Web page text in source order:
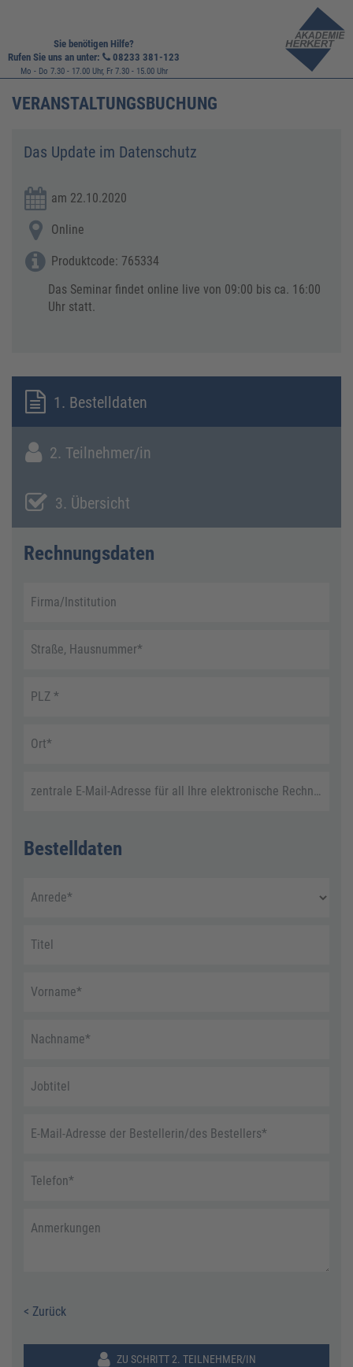
Sie benötigen Hilfe?
Rufen Sie uns an unter:
08233 381-123
Mo - Do 7.30 - 17.00 Uhr, Fr 7.30 - 15.00 Uhr
VERANSTALTUNGSBUCHUNG
Das Update im Datenschutz
am 22.10.2020
Online
Produktcode: 765334
Das Seminar findet online live von 09:00 bis ca. 16:00
Uhr statt.
1. Bestelldaten
2. Teilnehmer/in
3. Übersicht
Rechnungsdaten
Firma/Institution
Straße, Hausnummer*
PLZ *
Ort*
zentrale E-Mail-Adresse für all Ihre elektronische Rechnungen
Bestelldaten
Anrede*
Titel
Vorname*
Nachname*
Jobtitel
E-Mail-Adresse der Bestellerin/des Bestellers*
Telefon*
Anmerkungen
< Zurück
ZU SCHRITT 2. TEILNEHMER/IN